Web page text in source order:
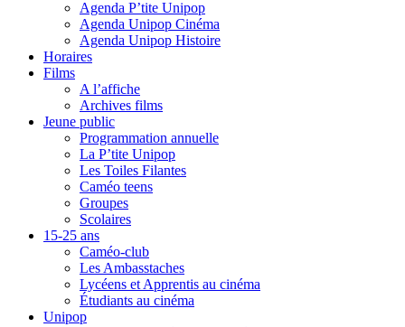
Agenda P’tite Unipop
Agenda Unipop Cinéma
Agenda Unipop Histoire
Horaires
Films
A l’affiche
Archives films
Jeune public
Programmation annuelle
La P’tite Unipop
Les Toiles Filantes
Caméo teens
Groupes
Scolaires
15-25 ans
Caméo-club
Les Ambasstaches
Lycéens et Apprentis au cinéma
Étudiants au cinéma
Unipop